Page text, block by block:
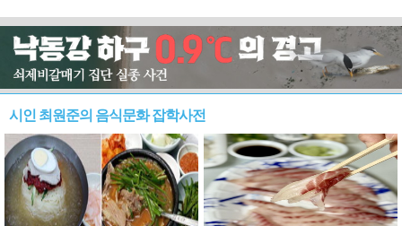
시인 최원준의 음식문화 잡학사전